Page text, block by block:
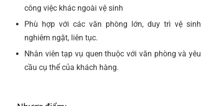
công việc khác ngoài vệ sinh
Phù hợp với các văn phòng lớn, duy trì vệ sinh
nghiêm ngặt, liên tục.
Nhân viên tạp vụ quen thuộc với văn phòng và yêu
cầu cụ thể của khách hàng.